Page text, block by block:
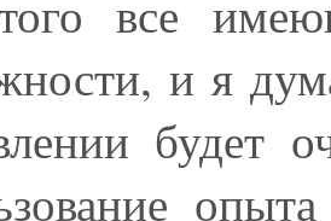
все
и я
будет